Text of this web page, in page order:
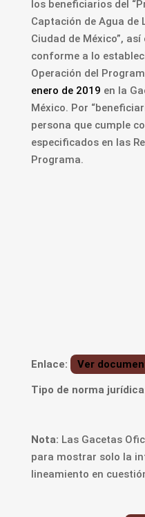
los beneficiarios del
Captación de Agua de
Ciudad de México”,
conforme a lo
Operación del
enero de 2019 en la
México. Por
persona que cumple
especificados en las
Programa.
Enlace: Ver
Tipo de norma
Nota: Las Gacetas
para mostrar solo la
lineamiento en